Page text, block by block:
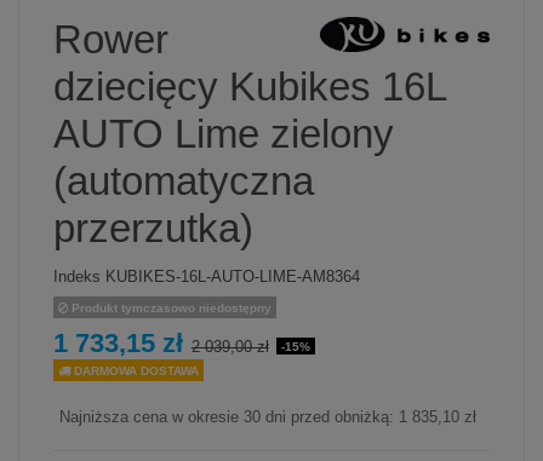
Rower
dziecięcy Kubikes 16L
AUTO Lime zielony
(automatyczna
przerzutka)
Indeks KUBIKES-16L-AUTO-LIME-AM8364
Produkt tymczasowo niedostępny
1 733,15 zł 2 039,00 zł
-15%
DARMOWA DOSTAWA
Najniższa cena w okresie 30 dni przed obniżką: 1 835,10 zł